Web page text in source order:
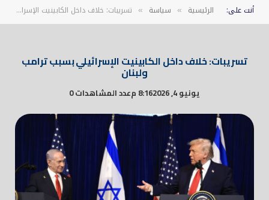
أنت على: الرئيسية » سياسة » تسريبات: خلاف داخل الكابينيت الإسرائيلي بسبب ترامب ولبنان
تسريبات: خلاف داخل الكابينيت الإسرائيلي بسبب ترامب
ولبنان
يونيو 4, 2026 8:16 م عدد المشاهدات 0